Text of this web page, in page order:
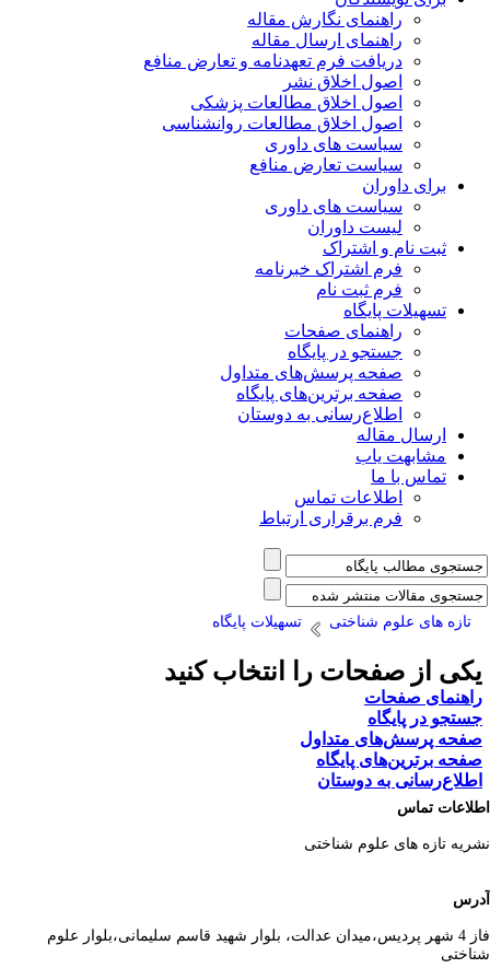
راهنمای نگارش مقاله
راهنمای ارسال مقاله
دریافت فرم تعهدنامه و تعارض منافع
اصول اخلاق نشر
اصول اخلاق مطالعات پزشکی
اصول اخلاق مطالعات روانشناسی
سیاست های داوری
سیاست تعارض منافع
برای داوران
سیاست های داوری
لیست داوران
ثبت نام و اشتراک
فرم اشتراک خبرنامه
فرم ثبت نام
تسهیلات پایگاه
راهنمای صفحات
جستجو در پایگاه
صفحه پرسش‌های متداول
صفحه برترین‌های پایگاه
اطلاع‌رسانی به دوستان
ارسال مقاله
مشابهت یاب
تماس با ما
اطلاعات تماس
فرم برقراری ارتباط
تازه های علوم شناختی تسهیلات پایگاه
از صفحات را انتخاب کنید
صفحات
در پایگاه
پرسش‌های متداول
برترین‌های پایگاه
به دوستان
تماس
تازه های علوم شناختی
فاز 4 شهر پردیس،میدان عدالت، بلوار شهید قاسم سلیمانی،بلوار علوم